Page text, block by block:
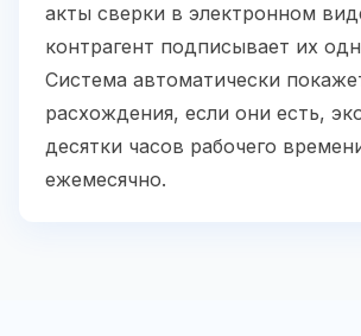
акты сверки в электронном
контрагент подписывает их
Система автоматически
расхождения, если они есть,
десятки часов рабочего
ежемесячно.